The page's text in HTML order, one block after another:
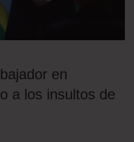
en
a los insultos de